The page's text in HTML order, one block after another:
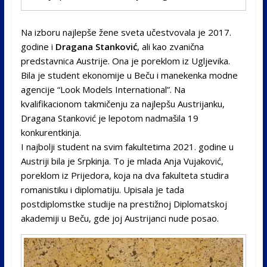
Na izboru najlepše žene sveta učestvovala je 2017.
godine i Dragana Stanković, ali kao zvanična
predstavnica Austrije. Ona je poreklom iz Ugljevika.
Bila je student ekonomije u Beču i manekenka modne
agencije “Look Models International”. Na
kvalifikacionom takmičenju za najlepšu Austrijanku,
Dragana Stanković je lepotom nadmašila 19
konkurentkinja.
I najbolji student na svim fakultetima 2021. godine u
Austriji bila je Srpkinja. To je mlada Anja Vujaković,
poreklom iz Prijedora, koja na dva fakulteta studira
romanistiku i diplomatiju. Upisala je tada
postdiplomstke studije na prestižnoj Diplomatskoj
akademiji u Beču, gde joj Austrijanci nude posao.